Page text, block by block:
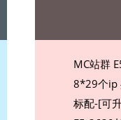
MC站群
8*29个ip
标配-[可